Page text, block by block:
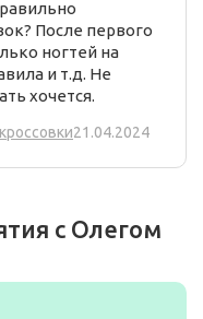
После первого
ногтей на
и т.д. Не
хочется.
21.04.2024
с Олегом